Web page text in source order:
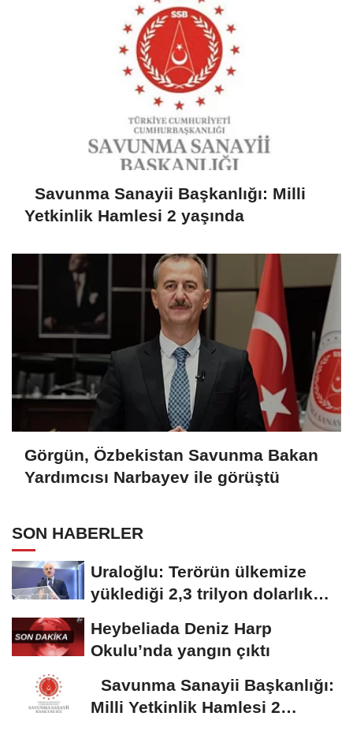
Savunma Sanayii Başkanlığı: Milli
Yetkinlik Hamlesi 2 yaşında
Görgün, Özbekistan Savunma Bakan
Yardımcısı Narbayev ile görüştü
SON HABERLER
Uraloğlu: Terörün ülkemize
yüklediği 2,3 trilyon dolarlık
Heybeliada Deniz Harp
Okulu’nda yangın çıktı
Savunma Sanayii Başkanlığı:
Milli Yetkinlik Hamlesi 2